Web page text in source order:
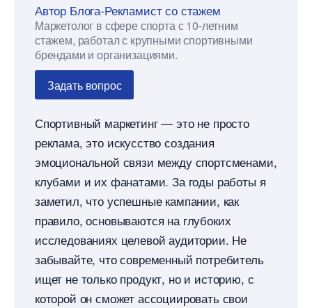
Автор Блога-Рекламист со стажем
Маркетолог в сфере спорта с 10-летним
стажем, работал с крупными спортивными
рендами и организациями.
Задать вопрос
Спортивный маркетинг — это не просто
реклама, это искусство создания
эмоциональной связи между спортсменами,
клубами и их фанатами. За годы работы я
заметил, что успешные кампании, как
правило, основываются на глубоких
исследованиях целевой аудитории. Не
забывайте, что современный потребитель
ищет не только продукт, но и историю, с
которой он сможет ассоциировать свои